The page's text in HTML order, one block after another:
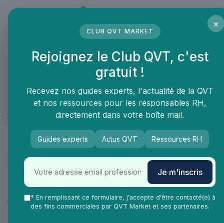
Securité et sureté
Securité et sureté
Smart Office
Catégories
Aménagement des espaces de travail 47
×
CLUB QVT MARKET
Rejoignez le Club QVT, c'est
gratuit !
Recevez nos guides experts, l'actualité de la QVT
et nos ressources pour les responsables RH,
directement dans votre boîte mail.
Guides experts Actus QVT Ressources RH
Je m'inscris
* En remplissant ce formulaire, j'accepte d'être contacté(e) à
des fins commerciales par QVT Market et ses partenaires.
Panneau de gestion des cookies